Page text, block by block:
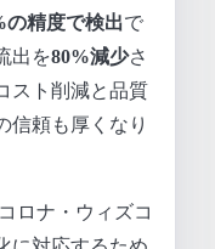
の精度で検出で
出を80%減少さ
スト削減と品質
信頼も厚くなり
ロナ・ウィズコ